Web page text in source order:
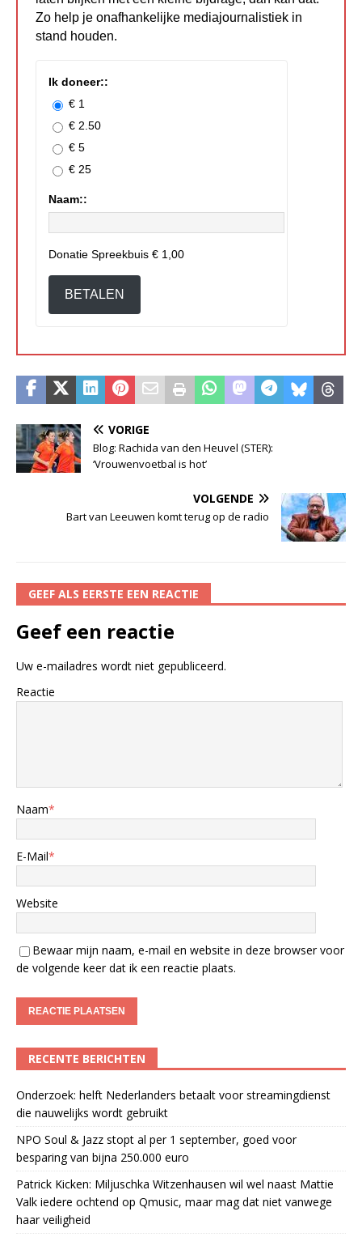
Zo help je onafhankelijke mediajournalistiek in
stand houden.
Ik doneer::
€ 1
€ 2.50
€ 5
€ 25
Naam::
Donatie Spreekbuis € 1,00
BETALEN
VORIGE
Blog: Rachida van den Heuvel (STER):
‘Vrouwenvoetbal is hot’
VOLGENDE
Bart van Leeuwen komt terug op de radio
GEEF ALS EERSTE EEN REACTIE
Geef een reactie
Uw e-mailadres wordt niet gepubliceerd.
Reactie
Naam*
E-Mail*
Website
Bewaar mijn naam, e-mail en website in deze browser voor
de volgende keer dat ik een reactie plaats.
RECENTE BERICHTEN
Onderzoek: helft Nederlanders betaalt voor streamingdienst
die nauwelijks wordt gebruikt
NPO Soul & Jazz stopt al per 1 september, goed voor
besparing van bijna 250.000 euro
Patrick Kicken: Miljuschka Witzenhausen wil wel naast Mattie
Valk iedere ochtend op Qmusic, maar mag dat niet vanwege
haar veiligheid